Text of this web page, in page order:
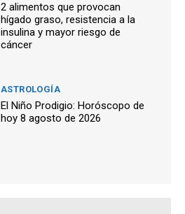
2 alimentos que provocan
hígado graso, resistencia a la
insulina y mayor riesgo de
cáncer
ASTROLOGÍA
El Niño Prodigio: Horóscopo de
hoy 8 agosto de 2026